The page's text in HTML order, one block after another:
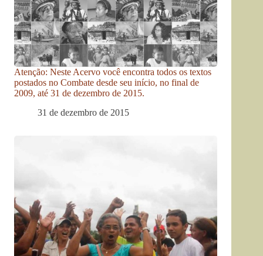
Atenção: Neste Acervo você encontra todos os textos
postados no Combate desde seu início, no final de
2009, até 31 de dezembro de 2015.
31 de dezembro de 2015